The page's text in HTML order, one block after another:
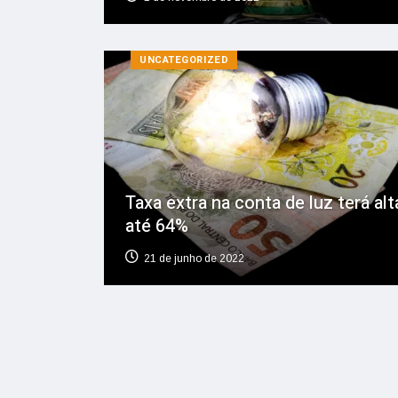
UNCATEGORIZED
Taxa extra na conta de luz terá
até 64%
21 de junho de 2022